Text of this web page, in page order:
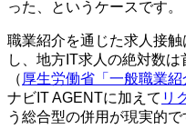
った、というケースです。
職業紹介を通じた求人接
し、地方IT求人の絶対数
（ 厚生労働省「一般職業紹
ナビIT AGENTに加えて リ
う総合型の併用が現実的で